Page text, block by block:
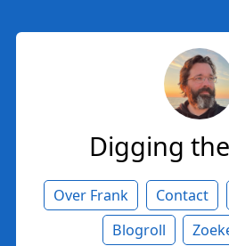
Digging
Over Frank Contact
Blogroll